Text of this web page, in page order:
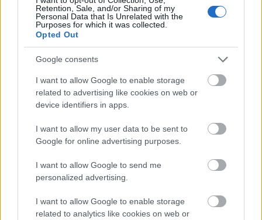
Retention, Sale, and/or Sharing of my
Personal Data that Is Unrelated with the
Purposes for which it was collected.
Opted Out
Google consents
I want to allow Google to enable storage
related to advertising like cookies on web or
device identifiers in apps.
I want to allow my user data to be sent to
Google for online advertising purposes.
I want to allow Google to send me
personalized advertising.
I want to allow Google to enable storage
related to analytics like cookies on web or